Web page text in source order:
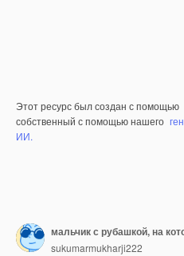
Этот ресурс был создан с помощью
собственный с помощью нашего
ИИ.
sukumarmukharji222